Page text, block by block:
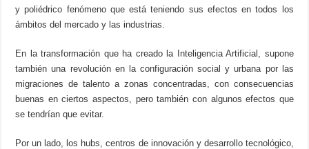
y poliédrico fenómeno que está teniendo sus efectos en todos los
ámbitos del mercado y las industrias.
En la transformación que ha creado la Inteligencia Artificial, supone
también una revolución en la configuración social y urbana por las
migraciones de talento a zonas concentradas, con consecuencias
buenas en ciertos aspectos, pero también con algunos efectos que
se tendrían que evitar.
Por un lado, los hubs, centros de innovación y desarrollo tecnológico,